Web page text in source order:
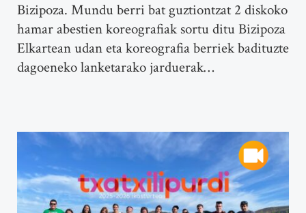
Bizipoza. Mundu berri bat guztiontzat 2 diskoko
hamar abestien koreografiak sortu ditu Bizipoza
Elkartean udan eta koreografia berriek badituzte
dagoeneko lanketarako jarduerak…